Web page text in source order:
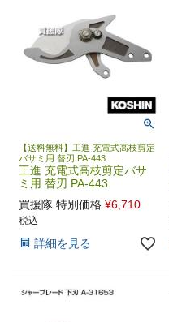
【送料無料】工進 充電式高枝剪定
バサミ用 替刃 PA-443
工進 充電式高枝剪定バサ
ミ用 替刃 PA-443
買援隊 特別価格 ¥6,710
税込
詳細を見る